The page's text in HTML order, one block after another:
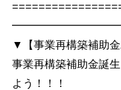
▼【事業再構築補助金
事業再構築補助金誕
よう！！！